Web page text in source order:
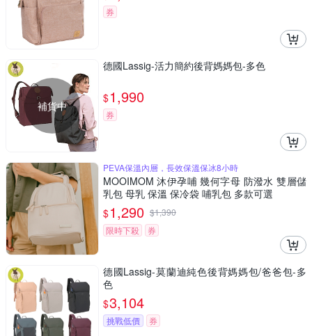
券
補貨中
德國Lassig-活力簡約後背媽媽包-多色
$1,990
券
PEVA保溫內層，長效保溫保冰8小時
MOOIMOM 沐伊孕哺 幾何字母 防潑水 雙層儲
乳包 母乳 保溫 保冷袋 哺乳包 多款可選
$1,290 $1,390
限時下殺
券
德國Lassig-莫蘭迪純色後背媽媽包/爸爸包-多
色
$3,104
挑戰低價 券